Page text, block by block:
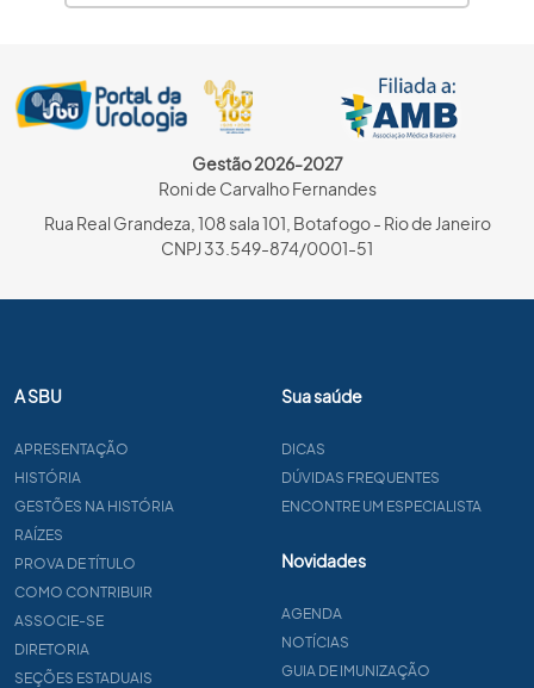
Gestão 2026-2027
Roni de Carvalho Fernandes
Rua Real Grandeza, 108 sala 101, Botafogo - Rio de Janeiro
CNPJ 33.549-874/0001-51
A SBU
APRESENTAÇÃO
HISTÓRIA
GESTÕES NA HISTÓRIA
RAÍZES
PROVA DE TÍTULO
COMO CONTRIBUIR
ASSOCIE-SE
DIRETORIA
SEÇÕES ESTADUAIS
Sua saúde
DICAS
DÚVIDAS FREQUENTES
ENCONTRE UM ESPECIALISTA
Novidades
AGENDA
NOTÍCIAS
GUIA DE IMUNIZAÇÃO